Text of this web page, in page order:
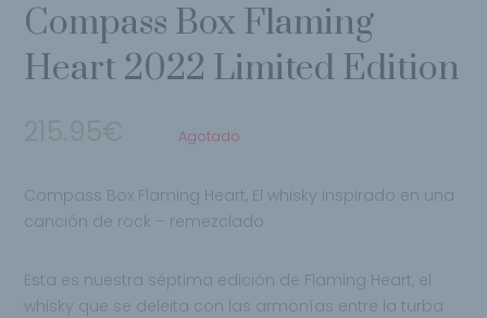
Compass Box Flaming
Heart 2022 Limited Edition
215.95€ Agotado
Compass Box Flaming Heart, El whisky inspirado en una
canción de rock – remezclado​
Esta es nuestra séptima edición de Flaming Heart, el
whisky que se deleita con las armonías entre la turba